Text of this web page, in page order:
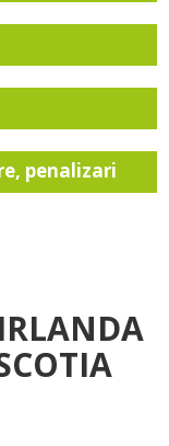
penalizari